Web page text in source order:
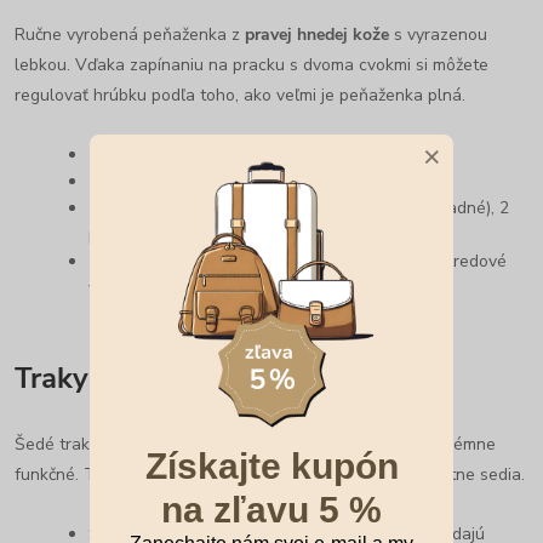
Ručne vyrobená peňaženka z pravej hnedej kože s vyrazenou
lebkou. Vďaka zapínaniu na pracku s dvoma cvokmi si môžete
regulovať hrúbku podľa toho, ako veľmi je peňaženka plná.
Pravá koža
10 priehradiek na karty (3 priehľadné), 2
priehradky na bankovky.
Praktické detaily:Vrecko na mince na cvok a stredové
vrecko na zips.
Traky pre drsniakov 💀
Šedé traky s motívom lebiek sú nielen štýlové, ale aj extrémne
funkčné. Tvar písmena Y a šírka 5 cm zaručujú, že perfektne sedia.
Šírka 5 cm:
Netlačia na ramená a skvele rozkladajú
×
Získajte kupón
na zľavu 5 %